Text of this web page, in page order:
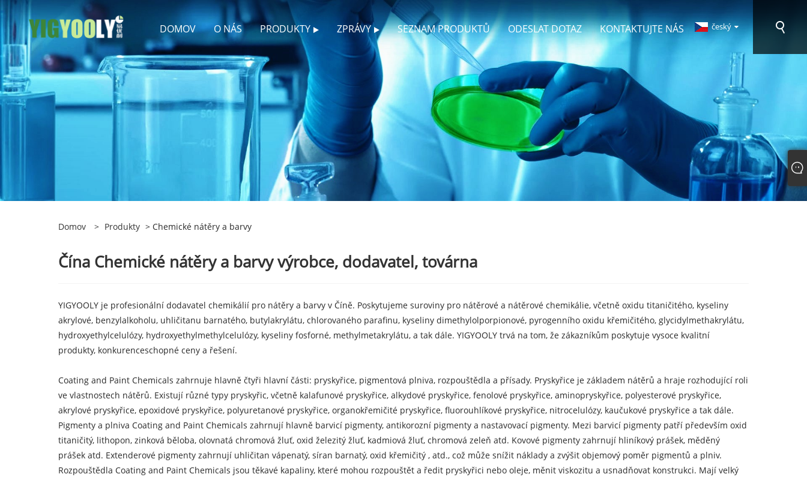
DOMOV O NÁS PRODUKTY ZPRÁVY SEZNAM PRODUKTŮ ODESLAT DOTAZ KONTAKTUJTE NÁS český
Domov > Produkty > Chemické nátěry a barvy
Čína Chemické nátěry a barvy výrobce, dodavatel, továrna
YIGYOOLY je profesionální dodavatel chemikálií pro nátěry a barvy v Číně. Poskytujeme suroviny pro nátěrové a nátěrové chemikálie, včetně oxidu titaničitého, kyseliny
akrylové, benzylalkoholu, uhličitanu barnatého, butylakrylátu, chlorovaného parafinu, kyseliny dimethylolporpionové, pyrogenního oxidu křemičitého, glycidylmethakrylátu,
hydroxyethylcelulózy, hydroxyethylmethylcelulózy, kyseliny fosforné, methylmetakrylátu, a tak dále. YIGYOOLY trvá na tom, že zákazníkům poskytuje vysoce kvalitní
produkty, konkurenceschopné ceny a řešení.
Coating and Paint Chemicals zahrnuje hlavně čtyři hlavní části: pryskyřice, pigmentová plniva, rozpouštědla a přísady. Pryskyřice je základem nátěrů a hraje rozhodující roli
ve vlastnostech nátěrů. Existují různé typy pryskyřic, včetně kalafunové pryskyřice, alkydové pryskyřice, fenolové pryskyřice, aminopryskyřice, polyesterové pryskyřice,
akrylové pryskyřice, epoxidové pryskyřice, polyuretanové pryskyřice, organokřemičité pryskyřice, fluorouhlíkové pryskyřice, nitrocelulózy, kaučukové pryskyřice a tak dále.
Pigmenty a plniva Coating and Paint Chemicals zahrnují hlavně barvicí pigmenty, antikorozní pigmenty a nastavovací pigmenty. Mezi barvicí pigmenty patří především oxid
titaničitý, lithopon, zinková běloba, olovnatá chromová žluť, oxid železitý žluť, kadmiová žluť, chromová zeleň atd. Kovové pigmenty zahrnují hliníkový prášek, měděný
prášek atd. Extenderové pigmenty zahrnují uhličitan vápenatý, síran barnatý, oxid křemičitý , atd., což může snížit náklady a zvýšit objemový poměr pigmentů a plniv.
Rozpouštědla Coating and Paint Chemicals jsou těkavé kapaliny, které mohou rozpouštět a ředit pryskyřici nebo oleje, měnit viskozitu a usnadňovat konstrukci. Mají velký